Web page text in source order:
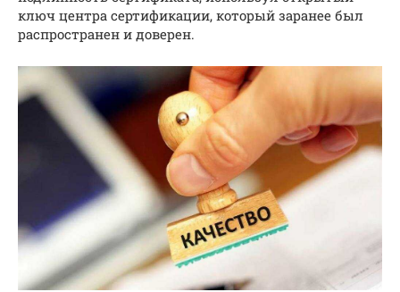
ключ центра сертификации, который заранее был
распространен и доверен.